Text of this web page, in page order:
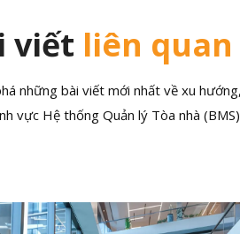
viết liên quan
những bài viết mới nhất về xu
vực Hệ thống Quản lý Tòa nhà